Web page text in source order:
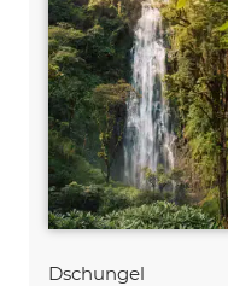
Dschungel